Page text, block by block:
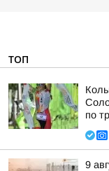
ТОП
по
9